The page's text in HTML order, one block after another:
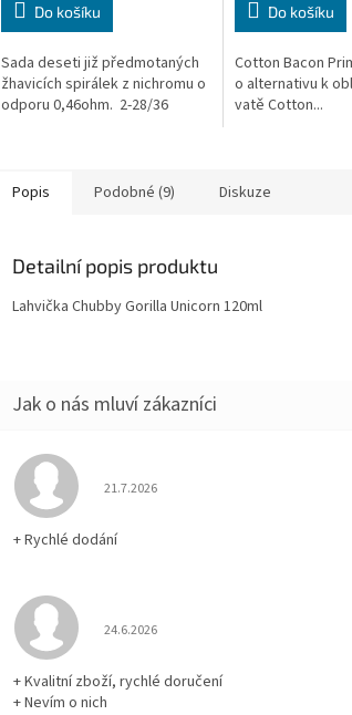
Do košíku
Sada deseti již předmotaných
žhavicích spirálek z nichromu o
odporu 0,46ohm. 2-28/36
Do košíku
Cotton Bacon
o alternativu k
vatě Cotton...
Popis Podobné (9) Diskuze
Detailní popis produktu
Lahvička Chubby Gorilla Unicorn 120ml
Hodnocení obchodu je 5 z 5 hvězdiček.
21.7.2026
+ Rychlé dodání
Hodnocení obchodu je 5 z 5 hvězdiček.
24.6.2026
+ Kvalitní zboží, rychlé doručení
+ Nevím o nich